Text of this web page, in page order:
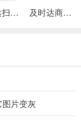
无穷，感兴趣的
简单，游戏操作
常经典的棋牌玩法
受，简洁的游戏画
扫易达扫描仪最新安卓版 及时达商家(同城配送App)
片变灰